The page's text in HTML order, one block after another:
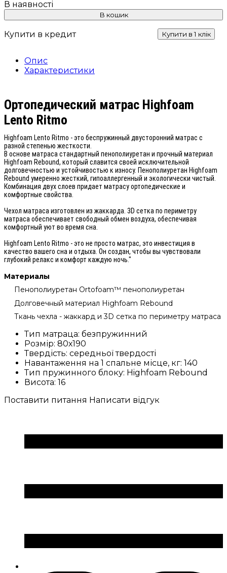
В кошик
Купити в кредит Купити в 1 клік
Опис
Характеристики
Ортопедический матрас Highfoam
Lento Ritmo
Highfoam Lento Ritmo - это беспружинный двусторонний матрас с
разной степенью жесткости.
В основе матраса стандартный пенополиуретан и прочный материал
Highfoam Rebound, который славится своей исключительной
долговечностью и устойчивостью к износу. Пенополиуретан Highfoam
Rebound умеренно жесткий, гипоаллергенный и экологически чистый.
Комбинация двух слоев придает матрасу ортопедические и
комфортные свойства.
Чехол матраса изготовлен из жаккарда. 3D сетка по периметру
матраса обеспечивает свободный обмен воздуха, обеспечивая
комфортный уют во время сна.
Highfoam Lento Ritmo - это не просто матрас, это инвестиция в
качество вашего сна и отдыха. Он создан, чтобы вы чувствовали
глубокий релакс и комфорт каждую ночь."
Материалы
Пенополиуретан Ortofoam™ пенополиуретан
Долговечный материал Highfoam Rebound
Ткань чехла - жаккард и 3D сетка по периметру матраса
Тип матраца: безпружинний
Розмір: 80х190
Твердість: середньої твердості
Навантаження на 1 спальне місце, кг: 140
Тип пружинного блоку: Highfoam Rebound
Висота: 16
Поставити питання Написати відгук